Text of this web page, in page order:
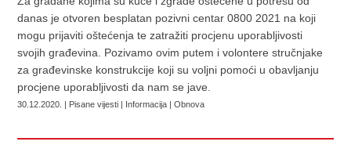
danas je otvoren besplatan pozivni centar 0800 2021 na koji
mogu prijaviti oštećenja te zatražiti procjenu uporabljivosti
svojih građevina. Pozivamo ovim putem i volontere stručnjake
za građevinske konstrukcije koji su voljni pomoći u obavljanju
procjene uporabljivosti da nam se jave.
30.12.2020. | Pisane vijesti | Informacija | Obnova